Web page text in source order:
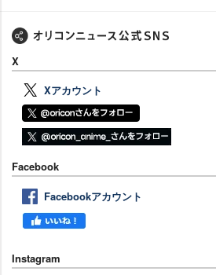
X
Xアカウント
Facebook
Facebookアカウント
Instagram